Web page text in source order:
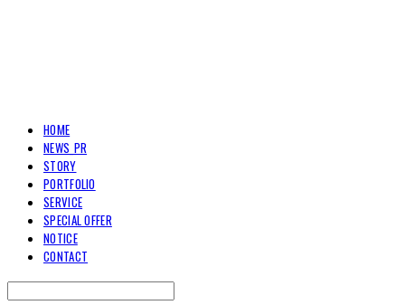
HOME
NEWS_PR
STORY
PORTFOLIO
SERVICE
SPECIAL OFFER
NOTICE
CONTACT